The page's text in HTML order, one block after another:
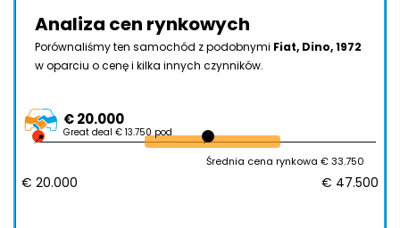
Analiza cen rynkowych
Porównaliśmy ten samochód z podobnymi Fiat, Dino, 1972
w oparciu o cenę i kilka innych czynników.
€ 20.000
Great deal € 13.750 pod
Średnia cena rynkowa € 33.750
€ 20.000 € 47.500